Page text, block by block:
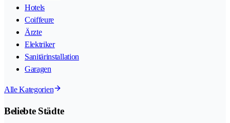
Hotels
Coiffeure
Ärzte
Elektriker
Sanitärinstallation
Garagen
Alle Kategorien
Beliebte Städte